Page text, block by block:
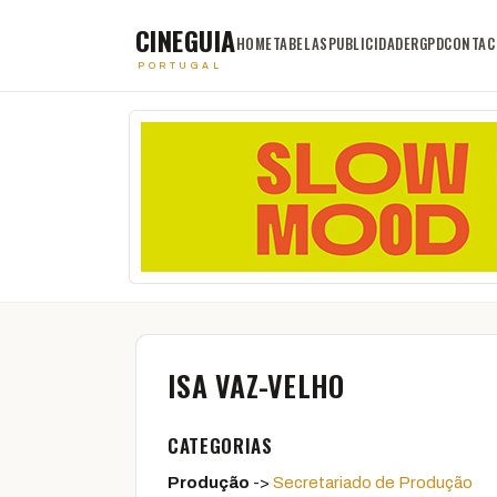
CINEGUIA
PORTUGAL
HOMETABELASPUBLICIDADERGPD
ISA VAZ-VELHO
CATEGORIAS
Produção -> Secretariado de Produção